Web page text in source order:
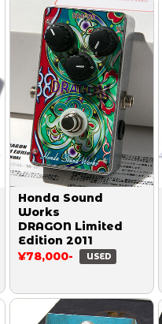
Honda Sound
Works
DRAGON Limited
Edition 2011
¥78,000-
USED